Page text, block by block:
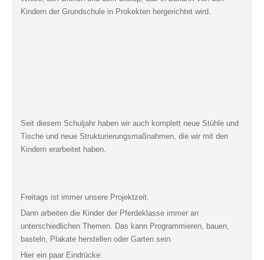
Kindern der Grundschule in Prokekten hergerichtet wird.
Seit diesem Schuljahr haben wir auch komplett neue Stühle und
Tische und neue Strukturierungsmaßnahmen, die wir mit den
Kindern erarbeitet haben.
Freitags ist immer unsere Projektzeit.
Dann arbeiten die Kinder der Pferdeklasse immer an
unterschiedlichen Themen. Das kann Programmieren, bauen,
basteln, Plakate herstellen oder Garten sein.
Hier ein paar Eindrücke: